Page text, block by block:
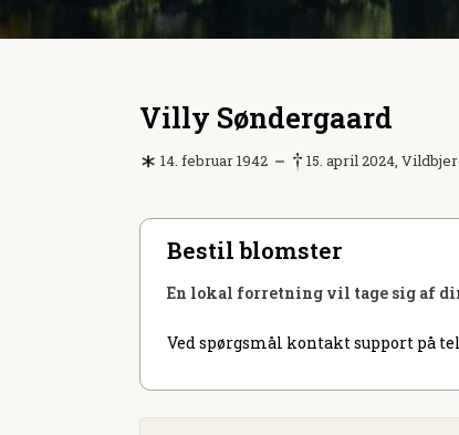
Villy Søndergaard
14. februar 1942 15. april 2024,
Bestil blomster
En lokal forretning vil tage sig af
Ved spørgsmål kontakt support på